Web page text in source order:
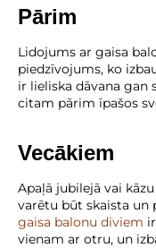
Pārim
Lidojums ar gaisa
piedzīvojums, ko
ir lieliska dāvana
citam pārim īpašos
Vecākiem
Apaļā jubilejā vai
varētu būt skaista un
gaisa balonu diviem
vienam ar otru, un